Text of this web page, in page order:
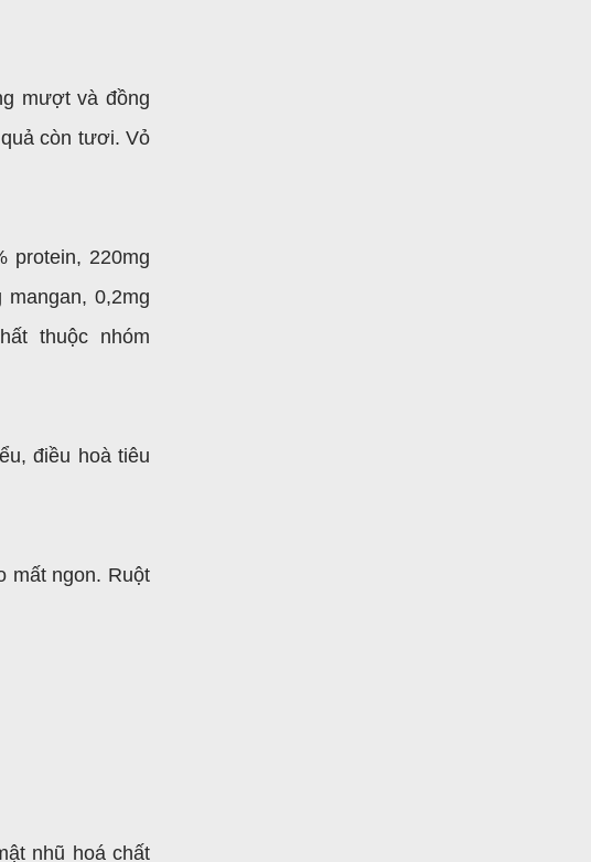
mượt và đồng
còn tươi. Vỏ
protein, 220mg
0,2mg
thuộc nhóm
điều hoà tiêu
mất ngon. Ruột
nhũ hoá chất